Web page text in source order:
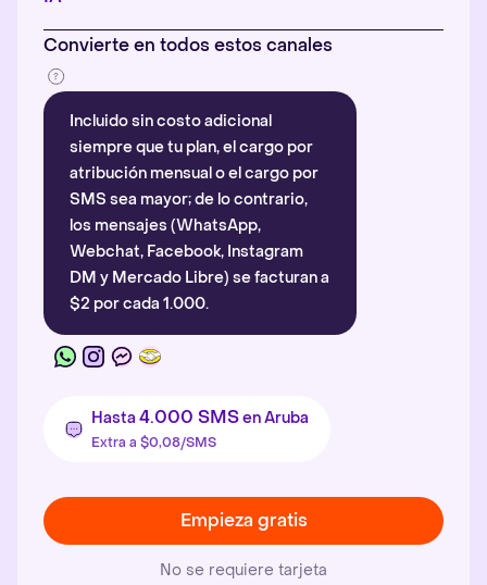
Convierte en todos estos canales
Incluido sin costo adicional
siempre que tu plan, el cargo por
atribución mensual o el cargo por
SMS sea mayor; de lo contrario,
los mensajes (WhatsApp,
Webchat, Facebook, Instagram
DM y Mercado Libre) se facturan a
$2 por cada 1.000.
Hasta 4.000 SMSen Aruba
Extra a $0,08/SMS
Empieza gratis
No se requiere tarjeta